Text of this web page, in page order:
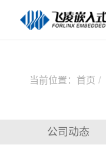
当前位置： 首页
公司动态